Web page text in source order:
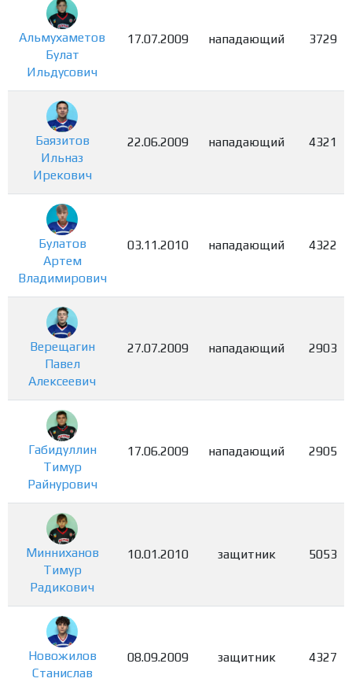
Альмухаметов
Булат
Ильдусович
17.07.2009 нападающий 3729
Баязитов
Ильназ
Ирекович
22.06.2009 нападающий 4321
Булатов
Артем
Владимирович
03.11.2010 нападающий 4322
Верещагин
Павел
Алексеевич
27.07.2009 нападающий 2903
Габидуллин
Тимур
Райнурович
17.06.2009 нападающий 2905
Минниханов
Тимур
Радикович
10.01.2010 защитник 5053
Новожилов
Станислав
08.09.2009 защитник 4327